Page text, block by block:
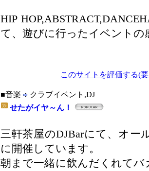
HIP
て、遊びに行ったイベントの
このサイトを評価する(
■音楽
クラブイベント,DJ
せたがイヤ～ん！
三軒茶屋のDJBarにて、オー
に開催しています。
朝まで一緒に飲んだくれて